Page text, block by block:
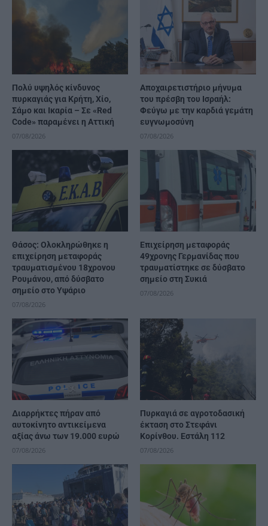
Πολύ υψηλός κίνδυνος
πυρκαγιάς για Κρήτη, Χίο,
Σάμο και Ικαρία – Σε «Red
Code» παραμένει η Αττική
07/08/2026
Αποχαιρετιστήριο μήνυμα
του πρέσβη του Ισραήλ:
Φεύγω με την καρδιά γεμάτη
ευγνωμοσύνη
07/08/2026
Θάσος: Ολοκληρώθηκε η
επιχείρηση μεταφοράς
τραυματισμένου 18χρονου
Ρουμάνου, από δύσβατο
σημείο στο Υψάριο
07/08/2026
Επιχείρηση μεταφοράς
49χρονης Γερμανίδας που
τραυματίστηκε σε δύσβατο
σημείο στη Συκιά
07/08/2026
Διαρρήκτες πήραν από
αυτοκίνητο αντικείμενα
αξίας άνω των 19.000 ευρώ
07/08/2026
Πυρκαγιά σε αγροτοδασική
έκταση στο Στεφάνι
Κορίνθου. Εστάλη 112
07/08/2026